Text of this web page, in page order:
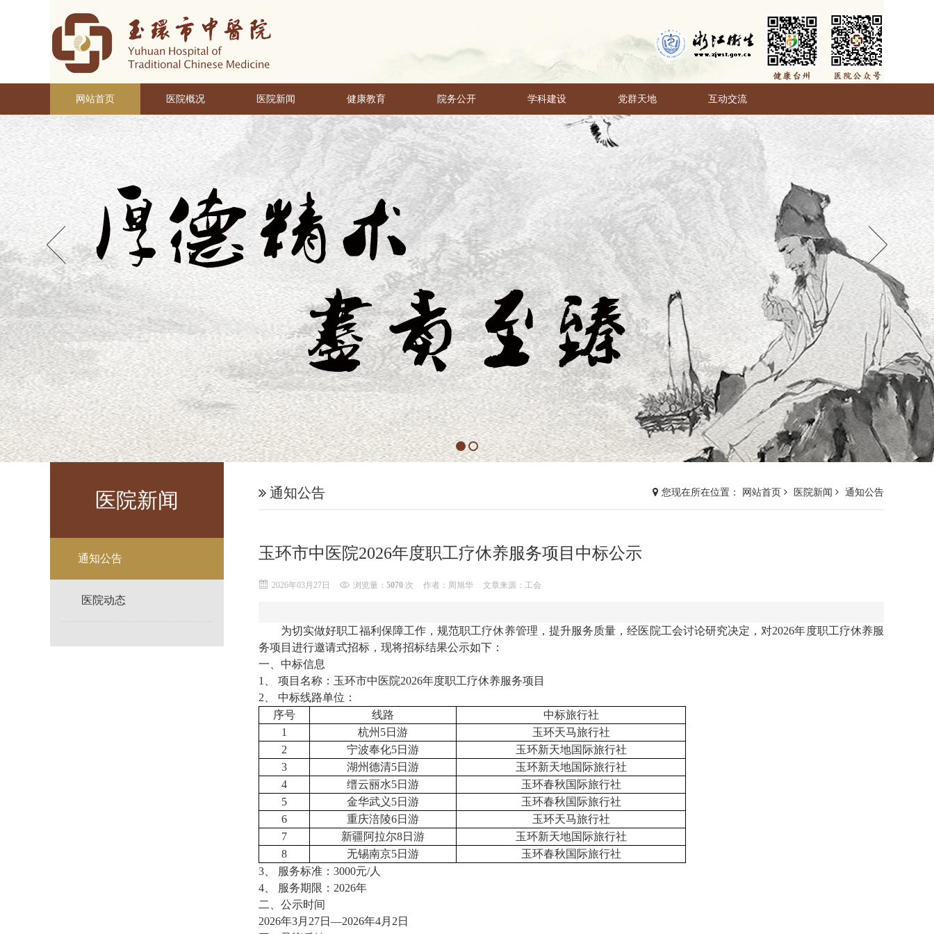
网站首页 医院概况 医院新闻 健康教育 院务公开 学科建设 党群天地 互动交流
医院新闻
通知公告
医院动态
您现在所在位置： 网站首页 医院新闻 通知公告
通知公告
玉环市中医院2026年度职工疗休养服务项目中标公示
2026年03月27日 浏览量： 5070 次 作者：周旭华 文章来源：工会
为切实做好职工福利保障工作，规范职工疗休养管理，提升服务质量，经医院工会讨论研究决定，对2026年度职工疗休养服
务项目进行邀请式招标，现将招标结果公示如下：
一、中标信息
1、
项目名称： 玉环市中医院2026年度职工疗休养服务项目
2、 中标线路单位：
序号
线路
中标旅行社
1
杭州 5日游
玉环天马旅行社
2
宁波奉化5日游
玉环新天地国际旅行社
3
湖州德清5日游
玉环新天地国际旅行社
4
缙云丽水5日游
玉环春秋国际旅行社
5
金华武义 5日游
玉环春秋国际旅行社
6
重庆涪陵6日游
玉环天马旅行社
7
新疆阿拉尔8日游
玉环新天地国际旅行社
8
无锡南京5日游
玉环春秋国际旅行社
3、
服务标准： 3000元/人
4、
服务期限： 2026年
二、公示时间
2026年3月 27日 —2026年4月 2 日